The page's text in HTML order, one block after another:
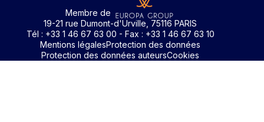
Membre de
19-21 rue Dumont-d'Urville, 75116 PARIS
Tél : +33 1 46 67 63 00 - Fax : +33 1 46 67 63 10
Mentions légalesProtection des données
Protection des données auteursCookies